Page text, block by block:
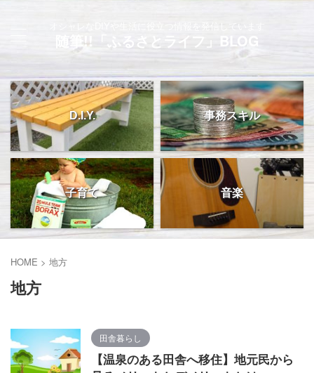
随筆!!「ふるさとライフ」BLOG
D.I.Y. 事務スキル
子育て 音楽
HOME > 地方
地方
田舎暮らし
【温泉のある田舎へ移住】地元民から